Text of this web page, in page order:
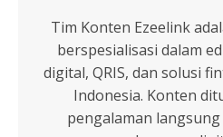
Tim Konten Ezeelink
berspesialisasi dalam
digital, QRIS, dan solusi
Indonesia. Konten
pengalaman